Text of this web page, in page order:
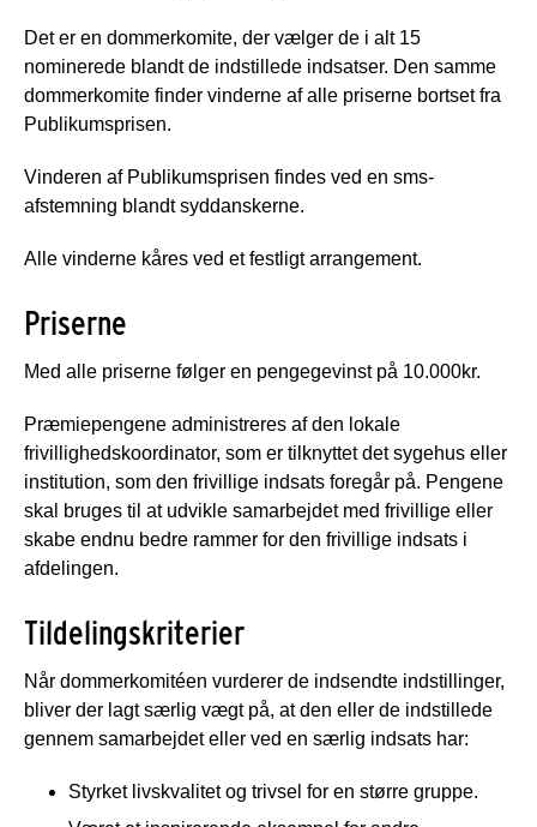
Det er en dommerkomite, der vælger de i alt 15
nominerede blandt de indstillede indsatser. Den samme
dommerkomite finder vinderne af alle priserne bortset fra
Publikumsprisen.
Vinderen af Publikumsprisen findes ved en sms-
afstemning blandt syddanskerne.
Alle vinderne kåres ved et festligt arrangement.
Priserne
Med alle priserne følger en pengegevinst på 10.000kr.
Præmiepengene administreres af den lokale
frivillighedskoordinator, som er tilknyttet det sygehus eller
institution, som den frivillige indsats foregår på. Pengene
skal bruges til at udvikle samarbejdet med frivillige eller
skabe endnu bedre rammer for den frivillige indsats i
afdelingen.
Tildelingskriterier
Når dommerkomitéen vurderer de indsendte indstillinger,
bliver der lagt særlig vægt på, at den eller de indstillede
gennem samarbejdet eller ved en særlig indsats har:
Styrket livskvalitet og trivsel for en større gruppe.